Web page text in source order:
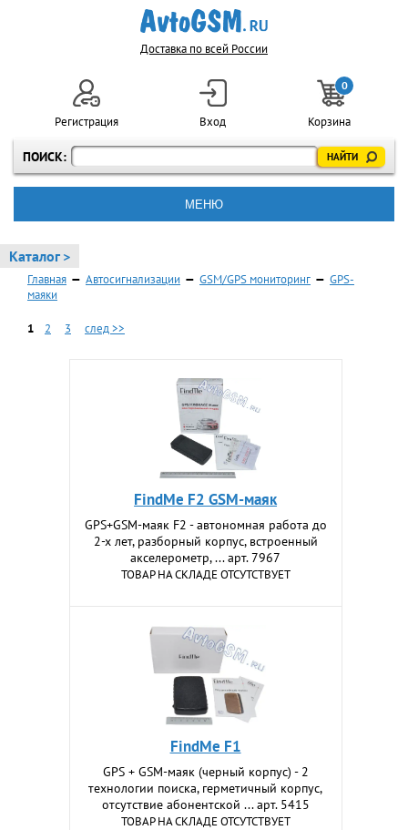
Доставка по всей России
ПОИСК:
Регистрация Вход
0
Корзина
МЕНЮ
Каталог >
Главная — Автосигнализации — GSM/GPS мониторинг — GPS-
маяки
1 2 3 след >>
FindMe F2 GSM-маяк
GPS+GSM-маяк F2 - автономная работа до
2-х лет, разборный корпус, встроенный
акселерометр, ... арт. 7967
ТОВАР НА СКЛАДЕ ОТСУТСТВУЕТ
FindMe F1
GPS + GSM-маяк (черный корпус) - 2
технологии поиска, герметичный корпус,
отсутствие абонентской ... арт. 5415
ТОВАР НА СКЛАДЕ ОТСУТСТВУЕТ